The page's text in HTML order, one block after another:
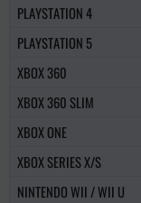
PLAYSTATION 4
PLAYSTATION 5
XBOX 360
XBOX 360 SLIM
XBOX ONE
XBOX SERIES X/S
NINTENDO WII / WII U